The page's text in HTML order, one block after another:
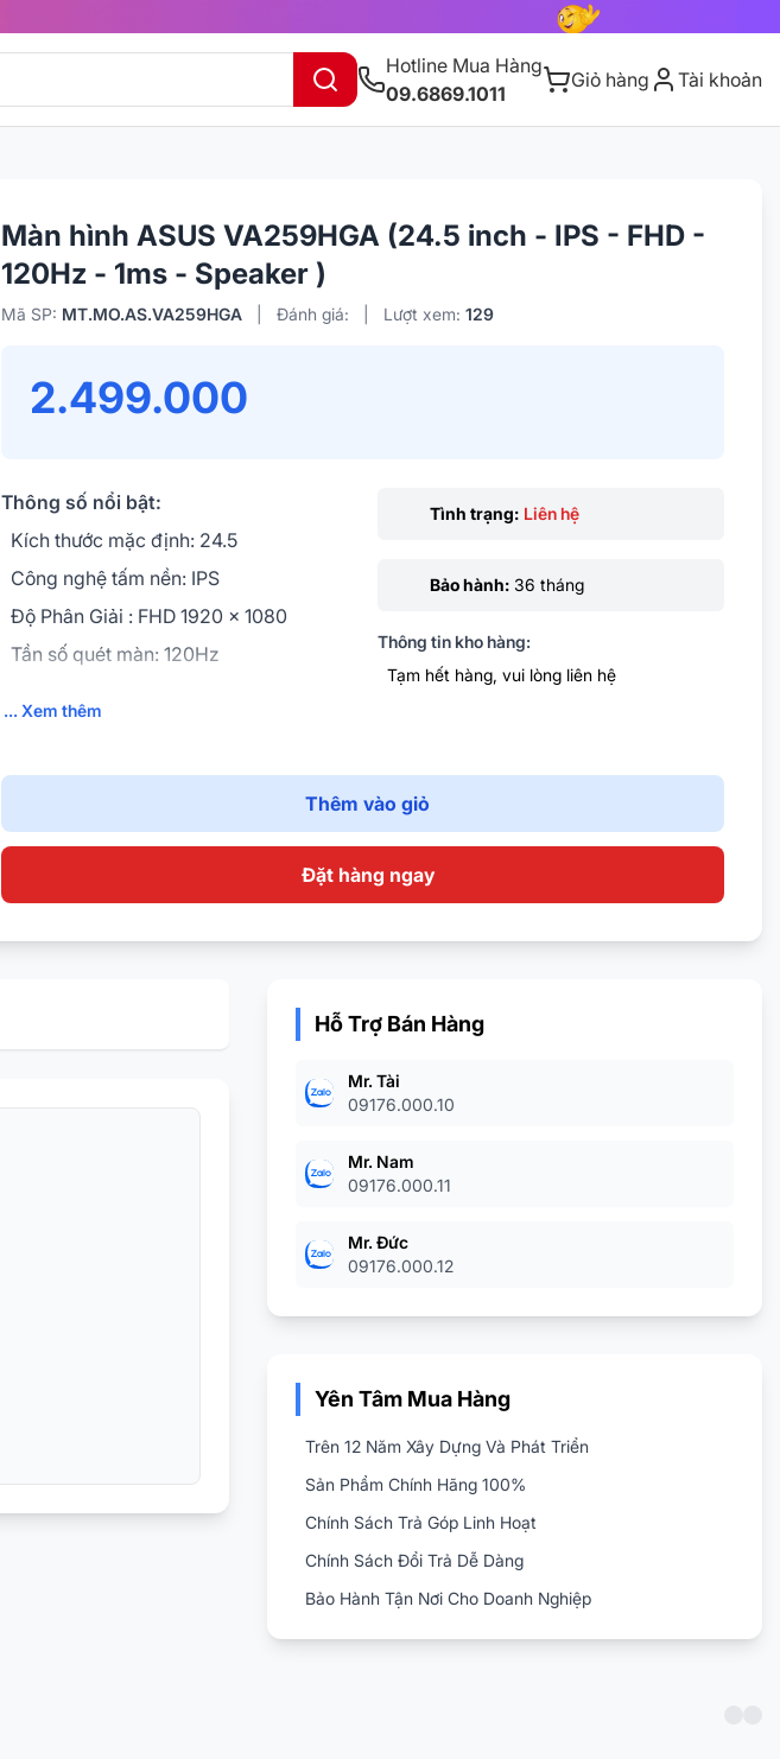
Hotline Mua Hàng
09.6869.1011
Giỏ hàng Tài khoản
Màn hình ASUS VA259HGA (24.5 inch - IPS - FHD -
120Hz - 1ms - Speaker )
Mã SP: MT.MO.AS.VA259HGA Đánh giá: Lượt xem: 129
2.499.000
Thông số nổi bật:
Kích thước mặc định: 24.5
Công nghệ tấm nền: IPS
Độ Phân Giải : FHD 1920 x 1080
Tần số quét màn: 120Hz
... Xem thêm
Tình trạng: Liên hệ
Bảo hành:36 tháng
Thông tin kho hàng:
Tạm hết hàng, vui lòng liên hệ
Thêm vào giỏ
Đặt hàng ngay
Hỗ Trợ Bán Hàng
Mr. Tài
09176.000.10
Mr. Nam
09176.000.11
Mr. Đức
09176.000.12
Yên Tâm Mua Hàng
Trên 12 Năm Xây Dựng Và Phát Triển
Sản Phẩm Chính Hãng 100%
Chính Sách Trả Góp Linh Hoạt
Chính Sách Đổi Trả Dễ Dàng
Bảo Hành Tận Nơi Cho Doanh Nghiệp